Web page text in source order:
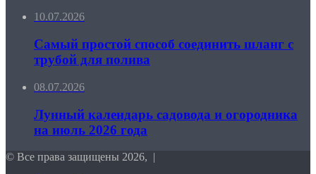
10.07.2026
Самый простой способ соединить шланг с
трубой для полива
08.07.2026
Лунный календарь садовода и огородника
на июль 2026 года
© Все права защищены 2026, |